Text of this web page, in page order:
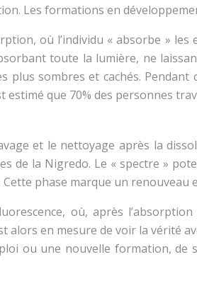
Les formations en
où l’individu « absorbe »
toute la lumière, ne
sombres et cachés.
que 70% des personnes
et le nettoyage après la
de la Nigredo. Le « spectre »
phase marque un renouveau
où, après
en mesure de voir la vérité
ou une nouvelle formation,